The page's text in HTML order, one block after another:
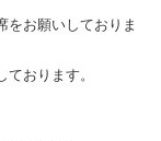
をお願いしておりま
おります。